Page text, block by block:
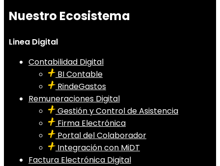
Nuestro Ecosistema
Linea Digital
Contabilidad Digital
BI Contable
RindeGastos
Remuneraciones Digital
Gestión y Control de Asistencia
Firma Electrónica
Portal del Colaborador
Integración con MiDT
Factura Electrónica Digital